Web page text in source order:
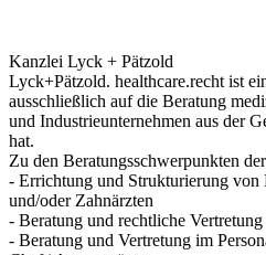
Kanzlei Lyck + Pätzold
Lyck+Pätzold. healthcare.recht ist
ausschließlich auf die Beratung
und Industrieunternehmen aus der
hat.
Zu den Beratungsschwerpunkten
- Errichtung und Strukturierung
und/oder Zahnärzten
- Beratung und rechtliche
- Beratung und Vertretung im